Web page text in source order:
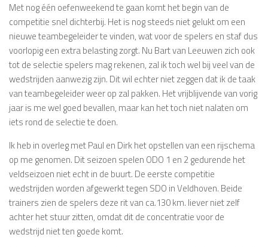
Met nog één oefenweekend te gaan komt het begin van de
competitie snel dichterbij. Het is nog steeds niet gelukt om een
nieuwe teambegeleider te vinden, wat voor de spelers en staf dus
voorlopig een extra belasting zorgt. Nu Bart van Leeuwen zich ook
tot de selectie spelers mag rekenen, zal ik toch wel bij veel van de
wedstrijden aanwezig zijn. Dit wil echter niet zeggen dat ik de taak
van teambegeleider weer op zal pakken. Het vrijblijvende van vorig
jaar is me wel goed bevallen, maar kan het toch niet nalaten om
iets rond de selectie te doen.
Ik heb in overleg met Paul en Dirk het opstellen van een rijschema
op me genomen. Dit seizoen spelen ODO 1 en 2 gedurende het
veldseizoen niet echt in de buurt. De eerste competitie
wedstrijden worden afgewerkt tegen SDO in Veldhoven. Beide
trainers zien de spelers deze rit van ca.130 km. liever niet zelf
achter het stuur zitten, omdat dit de concentratie voor de
wedstrijd niet ten goede komt.